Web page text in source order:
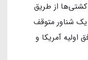
از طریق
یک شناور متوقف
اولیه آمریکا و